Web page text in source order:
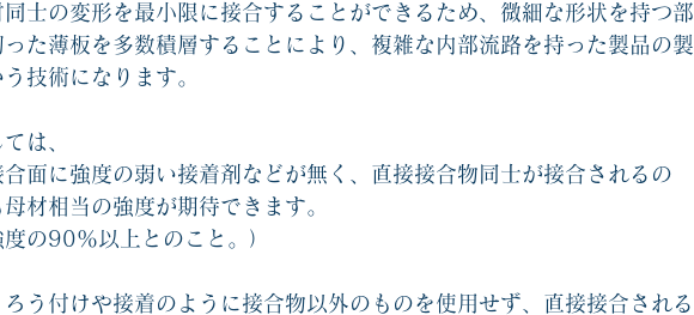
士の変形を最小限に接合することができるため、微細な形状を持つ部
た薄板を多数積層することにより、複雑な内部流路を持った製品の製
技術になります。
は、
面に強度の弱い接着剤などが無く、直接接合物同士が接合されるの
材相当の強度が期待できます。
度の90％以上とのこと。）
う付けや接着のように接合物以外のものを使用せず、直接接合される